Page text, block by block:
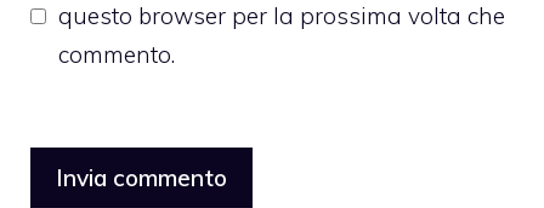
questo browser per la prossima volta che
commento.